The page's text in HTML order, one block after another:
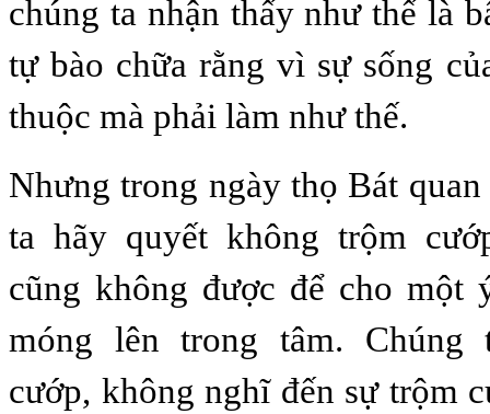
chúng ta nhận thấy như thế là
tự bào chữa rằng vì sự sống
thuộc mà phải làm như thế.
Nhưng trong ngày thọ Bát
ta hãy quyết không trộm
cũng không được để cho một
móng lên trong tâm. Chúng
cướp, không nghĩ đến sự trộm